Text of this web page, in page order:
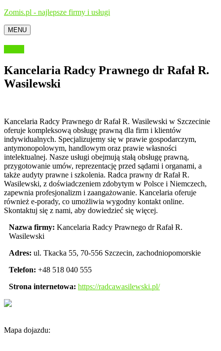
Zomis.pl - najlepsze firmy i usługi
MENU
Kancelaria Radcy Prawnego dr Rafał R.
Wasilewski
Kancelaria Radcy Prawnego dr Rafał R. Wasilewski w Szczecinie
oferuje kompleksową obsługę prawną dla firm i klientów
indywidualnych. Specjalizujemy się w prawie gospodarczym,
antymonopolowym, handlowym oraz prawie własności
intelektualnej. Nasze usługi obejmują stałą obsługę prawną,
przygotowanie umów, reprezentację przed sądami i organami, a
także audyty prawne i szkolenia. Radca prawny dr Rafał R.
Wasilewski, z doświadczeniem zdobytym w Polsce i Niemczech,
zapewnia profesjonalizm i zaangażowanie. Kancelaria oferuje
również e-porady, co umożliwia wygodny kontakt online.
Skontaktuj się z nami, aby dowiedzieć się więcej.
Nazwa firmy: Kancelaria Radcy Prawnego dr Rafał R.
Wasilewski
Adres: ul. Tkacka 55, 70-556 Szczecin, zachodniopomorskie
Telefon: +48 518 040 555
Strona internetowa: https://radcawasilewski.pl/
Mapa dojazdu: